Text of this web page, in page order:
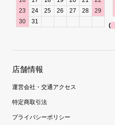
23
24 25 26 27 28
29
30
31
(
店舗情報
運営会社・交通アクセス
特定商取引法
プライバシーポリシー